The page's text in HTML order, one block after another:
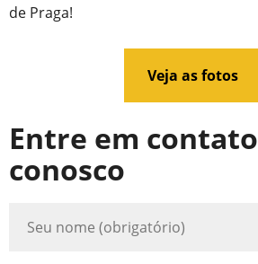
de Praga!
Veja as fotos
Entre em contato
conosco